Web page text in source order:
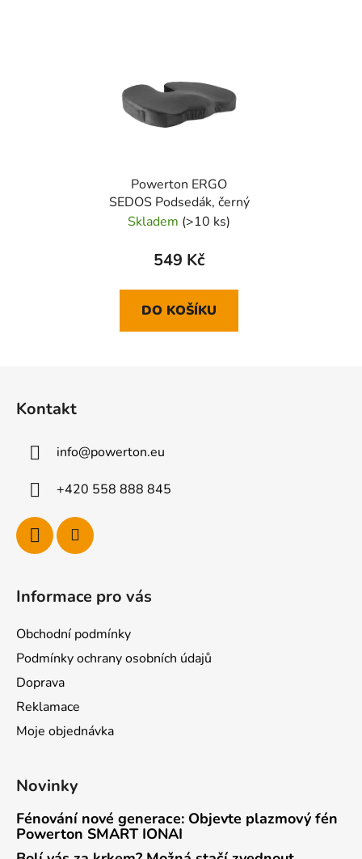
Powerton ERGO
SEDOS Podsedák, černý
Skladem (>10 ks)
549 Kč
DO KOŠÍKU
Kontakt
info@powerton.eu
+420 558 888 845
Informace pro vás
Obchodní podmínky
Podmínky ochrany osobních údajů
Doprava
Reklamace
Moje objednávka
Novinky
Fénování nové generace: Objevte plazmový fén
Powerton SMART IONAI